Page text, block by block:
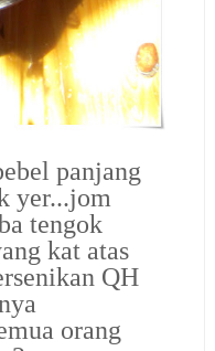
panjang
yer...jom
tengok
kat atas
QH
orang